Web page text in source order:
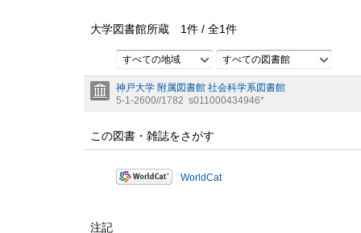
大学図書館所蔵 1件 / 全1件
すべての地域 すべての図書館
神戸大学 附属図書館 社会科学系図書館
5-1-2600//1782 s011000434946*
この図書・雑誌をさがす
WorldCat
注記